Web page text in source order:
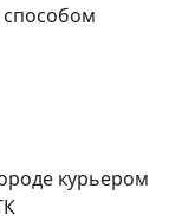
курьером